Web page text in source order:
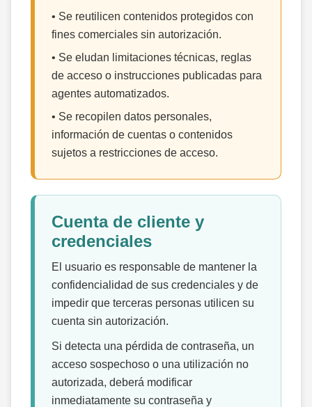
• Se reutilicen contenidos protegidos con
fines comerciales sin autorización.
• Se eludan limitaciones técnicas, reglas
de acceso o instrucciones publicadas para
agentes automatizados.
• Se recopilen datos personales,
información de cuentas o contenidos
sujetos a restricciones de acceso.
Cuenta de cliente y
credenciales
El usuario es responsable de mantener la
confidencialidad de sus credenciales y de
impedir que terceras personas utilicen su
cuenta sin autorización.
Si detecta una pérdida de contraseña, un
acceso sospechoso o una utilización no
autorizada, deberá modificar
inmediatamente su contraseña y